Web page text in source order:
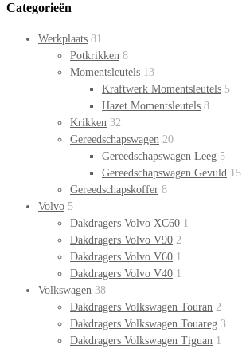
Categorieën
Werkplaats 81
Potkrikken 8
Momentsleutels 13
Kraftwerk Momentsleutels 5
Hazet Momentsleutels 8
Krikken 32
Gereedschapswagen 20
Gereedschapswagen Leeg 5
Gereedschapswagen Gevuld 15
Gereedschapskoffer 8
Volvo 5
Dakdragers Volvo XC60 1
Dakdragers Volvo V90 2
Dakdragers Volvo V60 1
Dakdragers Volvo V40 1
Volkswagen 38
Dakdragers Volkswagen Touran 2
Dakdragers Volkswagen Touareg 3
Dakdragers Volkswagen Tiguan 1